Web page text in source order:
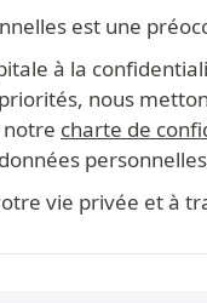
est une
à la
nous
notre charte de
vie privée et à